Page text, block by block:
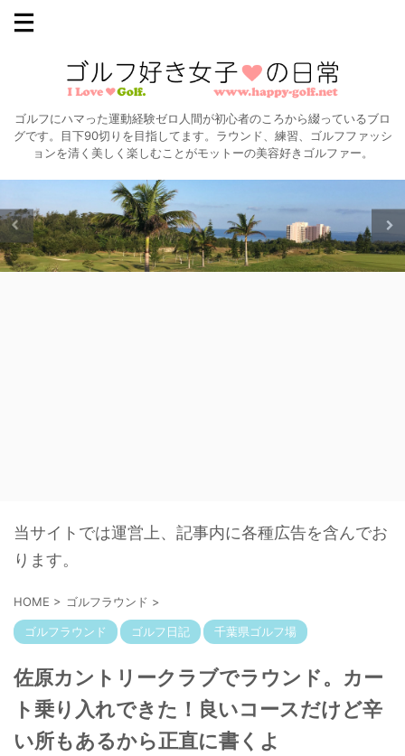
ゴルフにハマった運動経験ゼロ人間が初心者のころから綴っているブロ
グです。目下90切りを目指してます。ラウンド、練習、ゴルフファッシ
ョンを清く美しく楽しむことがモットーの美容好きゴルファー。
当サイトでは運営上、記事内に各種広告を含んでお
ります。
HOME > ゴルフラウンド >
ゴルフラウンド ゴルフ日記 千葉県ゴルフ場
佐原カントリークラブでラウンド。カー
ト乗り入れできた！良いコースだけど辛
い所もあるから正直に書くよ